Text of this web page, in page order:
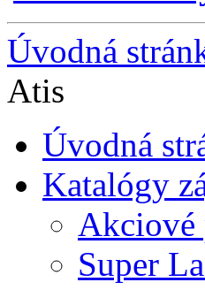
Úvodná
Atis
Úvodná
Katalógy
Akciové
Super